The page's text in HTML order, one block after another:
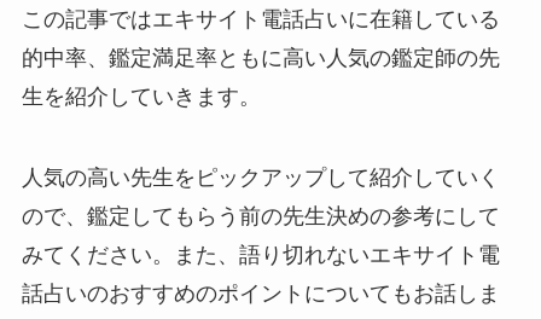
この記事ではエキサイト電話占いに在籍している
的中率、鑑定満足率ともに高い人気の鑑定師の先
生を紹介していきます。
人気の高い先生をピックアップして紹介していく
ので、鑑定してもらう前の先生決めの参考にして
みてください。また、語り切れないエキサイト電
話占いのおすすめのポイントについてもお話しま